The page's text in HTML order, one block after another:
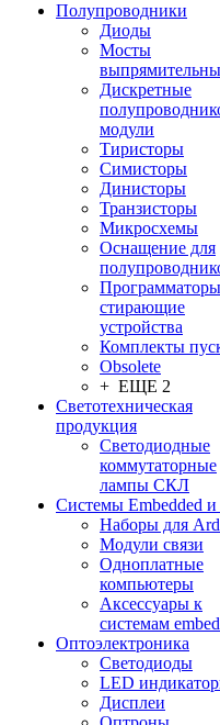
Полупроводники
Диоды
Мосты
Дискретные
модули
Тиристоры
Симисторы
Динисторы
Транзисторы
Микросхемы
Оснащение для
стирающие
устройства
Комплекты
Obsolete
+ ЕЩЕ 2
Светотехническая
продукция
Светодиодные
коммутаторные
лампы СКЛ
Системы Embedded
Наборы для
Модули связи
Одноплатные
компьютеры
Аксессуары к
системам
Oптоэлектроника
Светодиоды
LED
Дисплеи